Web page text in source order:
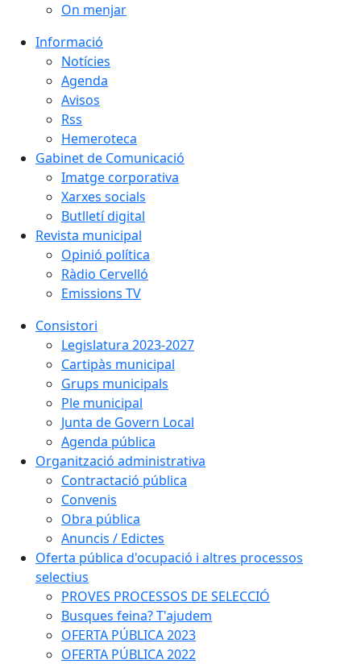
On menjar
Informació
Notícies
Agenda
Avisos
Rss
Hemeroteca
Gabinet de Comunicació
Imatge corporativa
Xarxes socials
Butlletí digital
Revista municipal
Opinió política
Ràdio Cervelló
Emissions TV
Consistori
Legislatura 2023-2027
Cartipàs municipal
Grups municipals
Ple municipal
Junta de Govern Local
Agenda pública
Organització administrativa
Contractació pública
Convenis
Obra pública
Anuncis / Edictes
Oferta pública d'ocupació i altres processos
selectius
PROVES PROCESSOS DE SELECCIÓ
Busques feina? T'ajudem
OFERTA PÚBLICA 2023
OFERTA PÚBLICA 2022